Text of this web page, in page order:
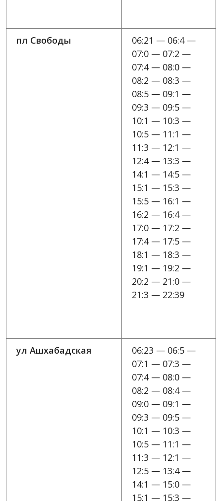
пл Свободы
06:21 — 06:4 —
07:0 — 07:2 —
07:4 — 08:0 —
08:2 — 08:3 —
08:5 — 09:1 —
09:3 — 09:5 —
10:1 — 10:3 —
10:5 — 11:1 —
11:3 — 12:1 —
12:4 — 13:3 —
14:1 — 14:5 —
15:1 — 15:3 —
15:5 — 16:1 —
16:2 — 16:4 —
17:0 — 17:2 —
17:4 — 17:5 —
18:1 — 18:3 —
19:1 — 19:2 —
20:2 — 21:0 —
21:3 — 22:39
ул Ашхабадская
06:23 — 06:5 —
07:1 — 07:3 —
07:4 — 08:0 —
08:2 — 08:4 —
09:0 — 09:1 —
09:3 — 09:5 —
10:1 — 10:3 —
10:5 — 11:1 —
11:3 — 12:1 —
12:5 — 13:4 —
14:1 — 15:0 —
15:1 — 15:3 —